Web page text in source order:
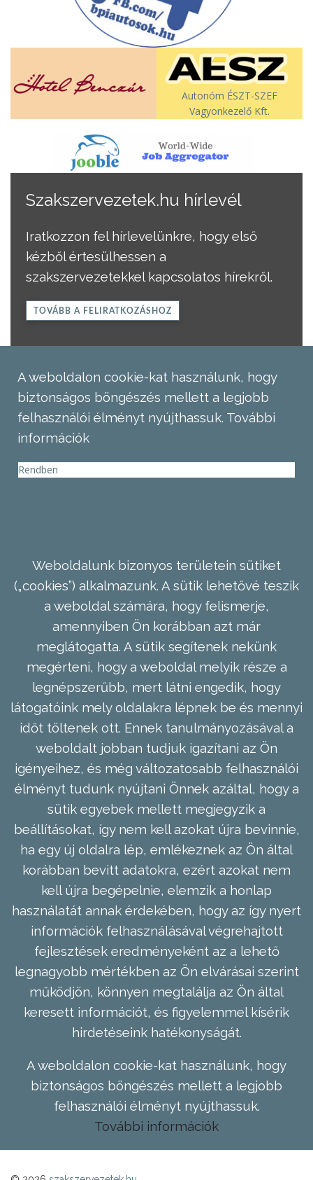
Autonóm ÉSZT-SZEF
Vagyonkezelő Kft.
Szakszervezetek.hu hírlevél
Iratkozzon fel hírlevelünkre, hogy első
kézből értesülhessen a
szakszervezetekkel kapcsolatos hírekről.
TOVÁBB A FELIRATKOZÁSHOZ
A weboldalon cookie-kat használunk, hogy
biztonságos böngészés mellett a legjobb
felhasználói élményt nyújthassuk. További
információk
Rendben
Weboldalunk bizonyos területein sütiket
(„cookies”) alkalmazunk. A sütik lehetővé teszik
a weboldal számára, hogy felismerje,
amennyiben Ön korábban azt már
meglátogatta. A sütik segítenek nekünk
megérteni, hogy a weboldal melyik része a
legnépszerűbb, mert látni engedik, hogy
látogatóink mely oldalakra lépnek be és mennyi
időt töltenek ott. Ennek tanulmányozásával a
weboldalt jobban tudjuk igazítani az Ön
igényeihez, és még változatosabb felhasználói
élményt tudunk nyújtani Önnek azáltal, hogy a
sütik egyebek mellett megjegyzik a
beállításokat, így nem kell azokat újra bevinnie,
ha egy új oldalra lép, emlékeznek az Ön által
korábban bevitt adatokra, ezért azokat nem
kell újra begépelnie, elemzik a honlap
használatát annak érdekében, hogy az így nyert
információk felhasználásával végrehajtott
fejlesztések eredményeként az a lehető
legnagyobb mértékben az Ön elvárásai szerint
működjön, könnyen megtalálja az Ön által
keresett információt, és figyelemmel kísérik
hirdetéseink hatékonyságát.
A weboldalon cookie-kat használunk, hogy
biztonságos böngészés mellett a legjobb
felhasználói élményt nyújthassuk.
További információk